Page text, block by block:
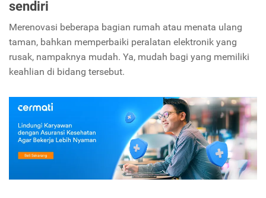
sendiri
Merenovasi beberapa bagian rumah atau menata ulang
taman, bahkan memperbaiki peralatan elektronik yang
rusak, nampaknya mudah. Ya, mudah bagi yang memiliki
keahlian di bidang tersebut.